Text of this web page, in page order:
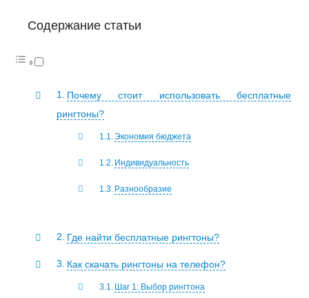
Содержание статьи
Почему стоит использовать бесплатные
рингтоны?
Экономия бюджета
Индивидуальность
Разнообразие
Где найти бесплатные рингтоны?
Как скачать рингтоны на телефон?
Шаг 1: Выбор рингтона